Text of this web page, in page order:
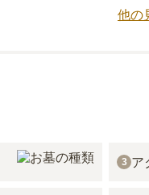
他の
3 ア